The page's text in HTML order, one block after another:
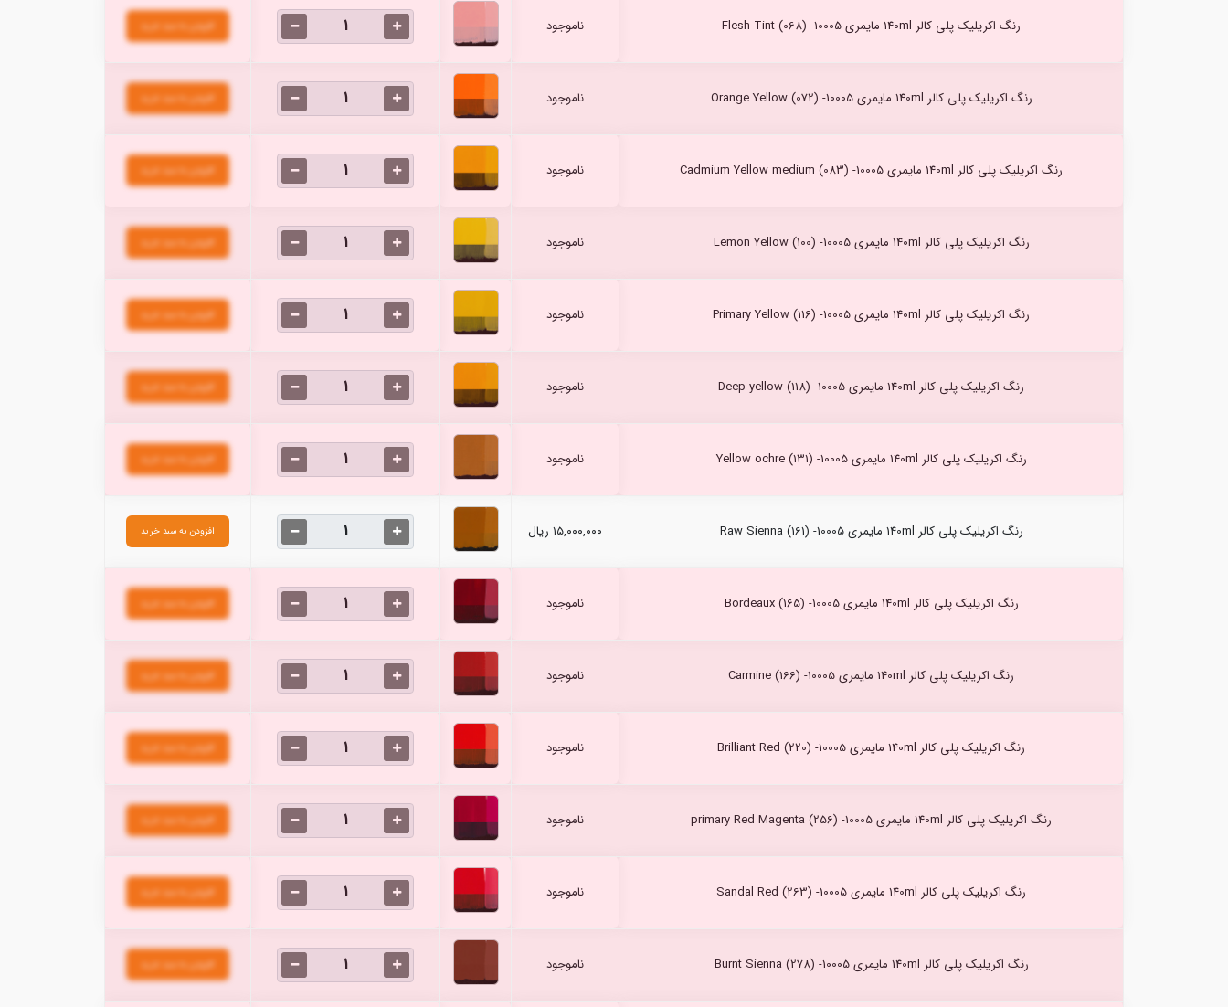
رنگ اکریلیک پلی کالر 140ml مایمری Flesh Tint (068) -10005 ناموجود افزودن به سبد خرید
رنگ اکریلیک پلی کالر 140ml مایمری Orange Yellow (072) -10005 ناموجود افزودن به سبد خرید
رنگ اکریلیک پلی کالر 140ml مایمری Cadmium Yellow medium (083) -10005 ناموجود افزودن به سبد خرید
رنگ اکریلیک پلی کالر 140ml مایمری Lemon Yellow (100) -10005 ناموجود افزودن به سبد خرید
رنگ اکریلیک پلی کالر 140ml مایمری Primary Yellow (116) -10005 ناموجود افزودن به سبد خرید
رنگ اکریلیک پلی کالر 140ml مایمری Deep yellow (118) -10005 ناموجود افزودن به سبد خرید
رنگ اکریلیک پلی کالر 140ml مایمری Yellow ochre (131) -10005 ناموجود افزودن به سبد خرید
رنگ اکریلیک پلی کالر 140ml مایمری Raw Sienna (161) -10005 ۱۵,۰۰۰,۰۰۰ ریال افزودن به سبد خرید
رنگ اکریلیک پلی کالر 140ml مایمری Bordeaux (165) -10005 ناموجود افزودن به سبد خرید
رنگ اکریلیک پلی کالر 140ml مایمری Carmine (166) -10005 ناموجود افزودن به سبد خرید
رنگ اکریلیک پلی کالر 140ml مایمری Brilliant Red (220) -10005 ناموجود افزودن به سبد خرید
رنگ اکریلیک پلی کالر 140ml مایمری primary Red Magenta (256) -10005 ناموجود افزودن به سبد خرید
رنگ اکریلیک پلی کالر 140ml مایمری Sandal Red (263) -10005 ناموجود افزودن به سبد خرید
رنگ اکریلیک پلی کالر 140ml مایمری Burnt Sienna (278) -10005 ناموجود افزودن به سبد خرید